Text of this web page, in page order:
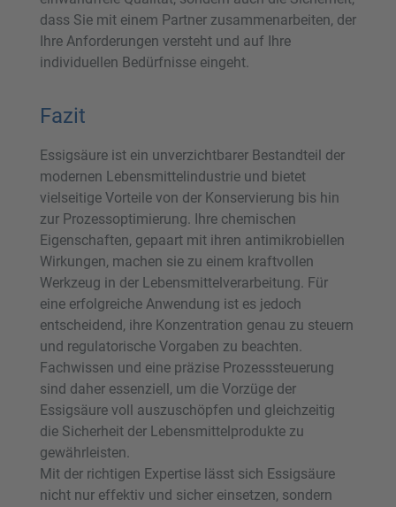
dass Sie mit einem Partner zusammenarbeiten, der
Ihre Anforderungen versteht und auf Ihre
individuellen Bedürfnisse eingeht.
Fazit
Essigsäure ist ein unverzichtbarer Bestandteil der
modernen Lebensmittelindustrie und bietet
vielseitige Vorteile von der Konservierung bis hin
zur Prozessoptimierung. Ihre chemischen
Eigenschaften, gepaart mit ihren antimikrobiellen
Wirkungen, machen sie zu einem kraftvollen
Werkzeug in der Lebensmittelverarbeitung. Für
eine erfolgreiche Anwendung ist es jedoch
entscheidend, ihre Konzentration genau zu steuern
und regulatorische Vorgaben zu beachten.
Fachwissen und eine präzise Prozesssteuerung
sind daher essenziell, um die Vorzüge der
Essigsäure voll auszuschöpfen und gleichzeitig
die Sicherheit der Lebensmittelprodukte zu
gewährleisten.
Mit der richtigen Expertise lässt sich Essigsäure
nicht nur effektiv und sicher einsetzen, sondern